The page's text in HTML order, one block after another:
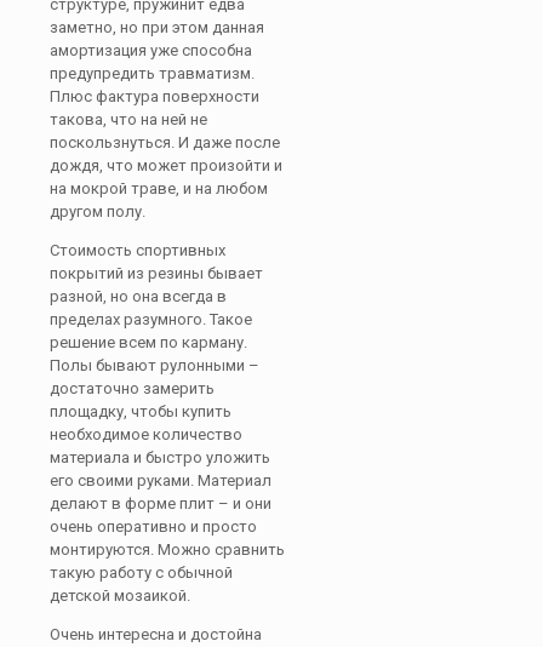
структуре, пружинит едва
заметно, но при этом данная
амортизация уже способна
предупредить травматизм.
Плюс фактура поверхности
такова, что на ней не
поскользнуться. И даже после
дождя, что может произойти и
на мокрой траве, и на любом
другом полу.
Стоимость спортивных
покрытий из резины бывает
разной, но она всегда в
пределах разумного. Такое
решение всем по карману.
Полы бывают рулонными –
достаточно замерить
площадку, чтобы купить
необходимое количество
материала и быстро уложить
его своими руками. Материал
делают в форме плит – и они
очень оперативно и просто
монтируются. Можно сравнить
такую работу с обычной
детской мозаикой.
Очень интересна и достойна